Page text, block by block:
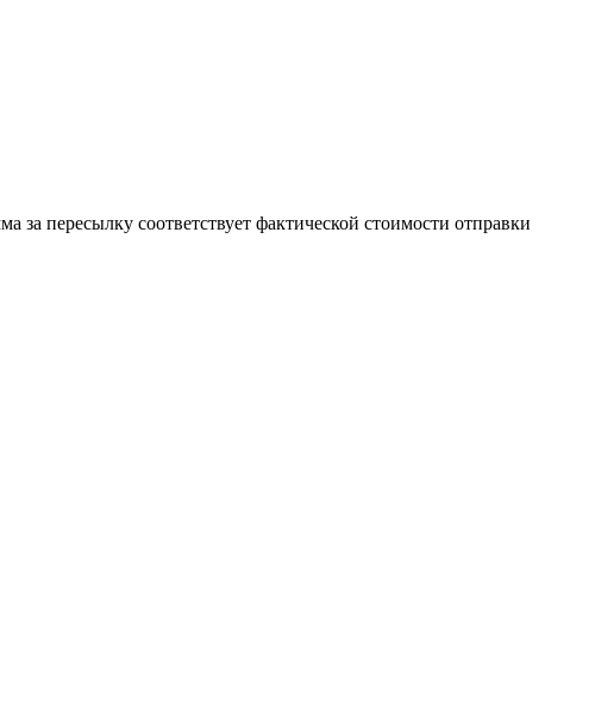
пересылку соответствует фактической стоимости отправки